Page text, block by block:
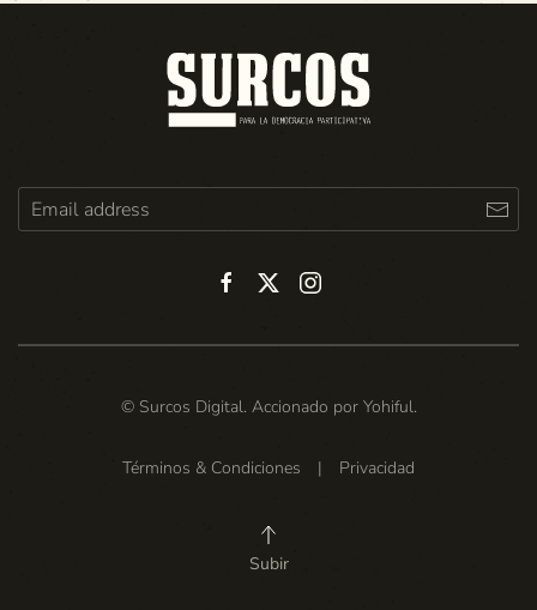
© Surcos Digital. Accionado por Yohiful.
Términos & Condiciones | Privacidad
Subir